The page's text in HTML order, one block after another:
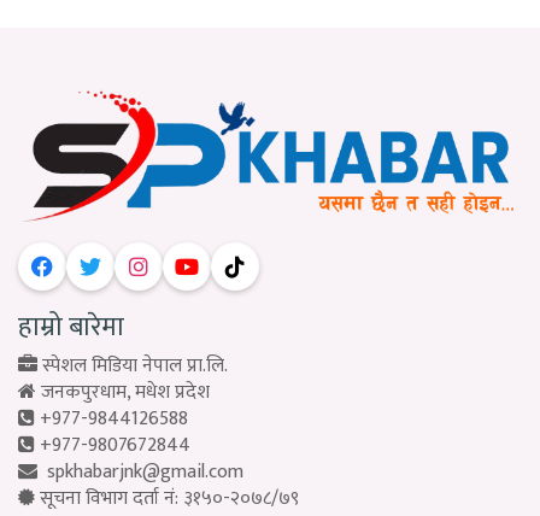
हाम्रो बारेमा
स्पेशल मिडिया नेपाल प्रा.लि.
जनकपुरधाम, मधेश प्रदेश
+977-9844126588
+977-9807672844
spkhabarjnk@gmail.com
सूचना विभाग दर्ता नं: ३१५०-२०७८/७९